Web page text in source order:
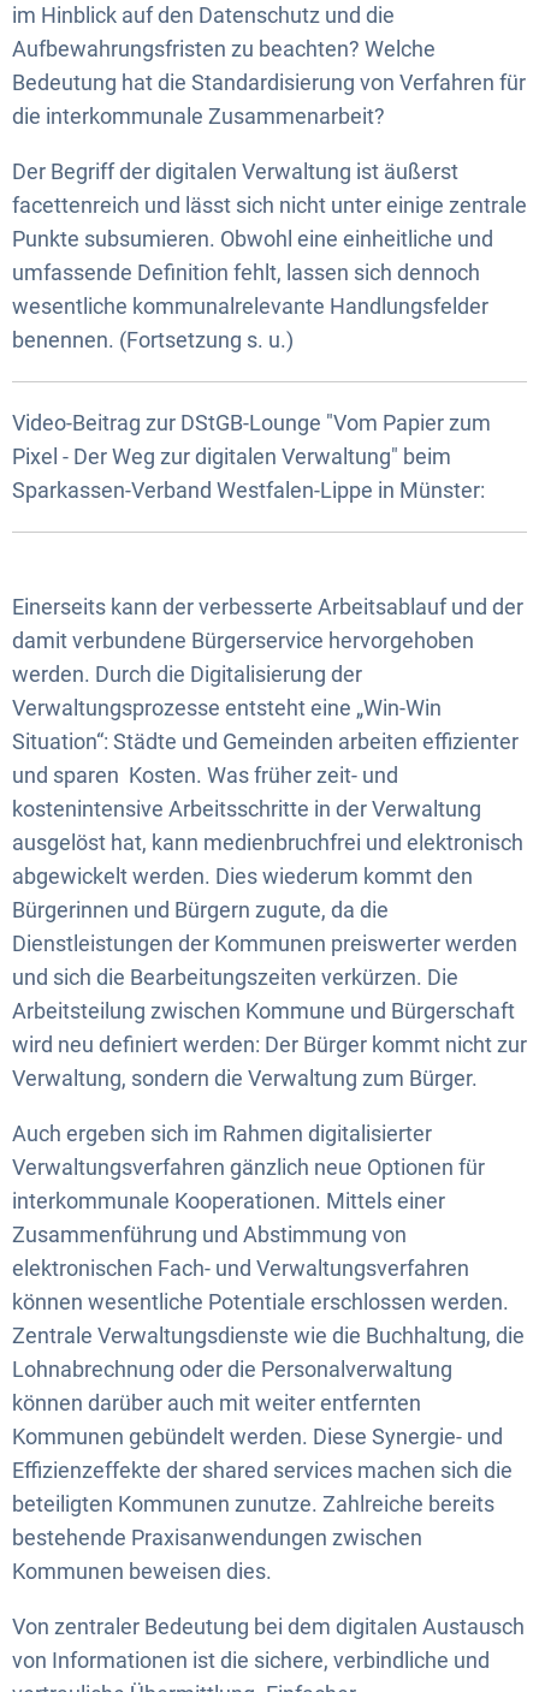
im Hinblick auf den Datenschutz und die
Aufbewahrungsfristen zu beachten? Welche
Bedeutung hat die Standardisierung von Verfahren für
die interkommunale Zusammenarbeit?
Der Begriff der digitalen Verwaltung ist äußerst
facettenreich und lässt sich nicht unter einige zentrale
Punkte subsumieren. Obwohl eine einheitliche und
umfassende Definition fehlt, lassen sich dennoch
wesentliche kommunalrelevante Handlungsfelder
benennen. (Fortsetzung s. u.)
Video-Beitrag zur DStGB-Lounge "Vom Papier zum
Pixel - Der Weg zur digitalen Verwaltung" beim
Sparkassen-Verband Westfalen-Lippe in Münster:
Einerseits kann der verbesserte Arbeitsablauf und der
damit verbundene Bürgerservice hervorgehoben
werden. Durch die Digitalisierung der
Verwaltungsprozesse entsteht eine „Win-Win
Situation“: Städte und Gemeinden arbeiten effizienter
und sparen Kosten. Was früher zeit- und
kostenintensive Arbeitsschritte in der Verwaltung
ausgelöst hat, kann medienbruchfrei und elektronisch
abgewickelt werden. Dies wiederum kommt den
Bürgerinnen und Bürgern zugute, da die
Dienstleistungen der Kommunen preiswerter werden
und sich die Bearbeitungszeiten verkürzen. Die
Arbeitsteilung zwischen Kommune und Bürgerschaft
wird neu definiert werden: Der Bürger kommt nicht zur
Verwaltung, sondern die Verwaltung zum Bürger.
Auch ergeben sich im Rahmen digitalisierter
Verwaltungsverfahren gänzlich neue Optionen für
interkommunale Kooperationen. Mittels einer
Zusammenführung und Abstimmung von
elektronischen Fach- und Verwaltungsverfahren
können wesentliche Potentiale erschlossen werden.
Zentrale Verwaltungsdienste wie die Buchhaltung, die
Lohnabrechnung oder die Personalverwaltung
können darüber auch mit weiter entfernten
Kommunen gebündelt werden. Diese Synergie- und
Effizienzeffekte der shared services machen sich die
beteiligten Kommunen zunutze. Zahlreiche bereits
bestehende Praxisanwendungen zwischen
Kommunen beweisen dies.
Von zentraler Bedeutung bei dem digitalen Austausch
von Informationen ist die sichere, verbindliche und